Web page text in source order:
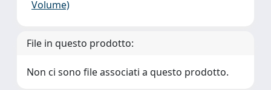
Volume)
File in questo prodotto:
Non ci sono file associati a questo prodotto.